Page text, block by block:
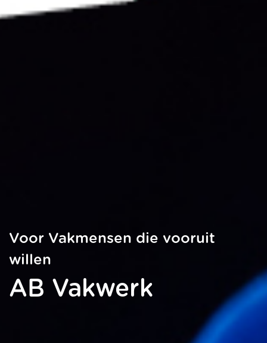
Voor Vakmensen die vooruit
willen
AB Vakwerk